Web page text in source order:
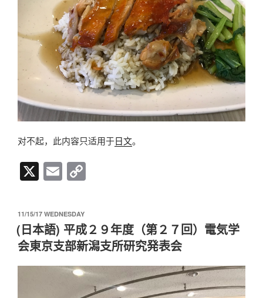
对不起，此内容只适用于日文。
X E
m
ail
y
Li
n
k
发
布
于
11/15/17 WEDNESDAY
(日本語) 平成２９年度（第２７回）電気学
会東京支部新潟支所研究発表会